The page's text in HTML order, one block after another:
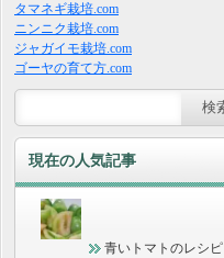
タマネギ栽培.com
ニンニク栽培.com
ジャガイモ栽培.com
ゴーヤの育て方.com
現在の人気記事
青いトマトのレシピ